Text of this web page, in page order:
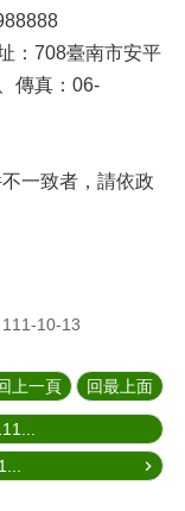
：708臺南市安平
傳真：06-
一致者，請依政
10-13
上一頁 回最上面